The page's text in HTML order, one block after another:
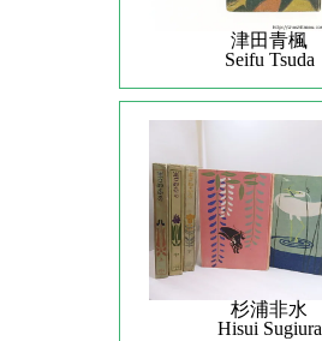
津田青楓
Seifu Tsuda
杉浦非水
Hisui Sugiura